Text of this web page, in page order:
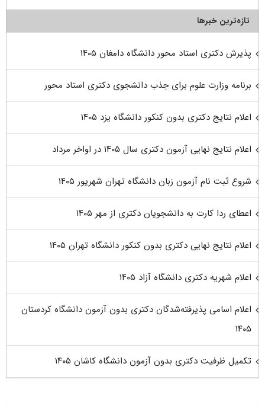
تازه‌ترین خبرها
پذیرش دکتری استاد محور دانشگاه دامغان ۱۴۰۵
برنامه وزارت علوم برای جذب دانشجوی دکتری استاد محور
اعلام نتایج دکتری بدون کنکور دانشگاه یزد ۱۴۰۵
اعلام نتایج نهایی آزمون دکتری سال ۱۴۰۵ در اواخر مرداد
شروع ثبت نام آزمون زبان دانشگاه تهران شهریور ۱۴۰۵
اعطای ردا کارت به دانشجویان دکتری از مهر ۱۴۰۵
اعلام نتایج نهایی دکتری بدون کنکور دانشگاه تهران ۱۴۰۵
اعلام شهریه دکتری دانشگاه آزاد ۱۴۰۵
اعلام اسامی پذیرفته‌شدگان دکتری بدون آزمون دانشگاه کردستان
۱۴۰۵
تکمیل ظرفیت دکتری بدون آزمون دانشگاه کاشان ۱۴۰۵